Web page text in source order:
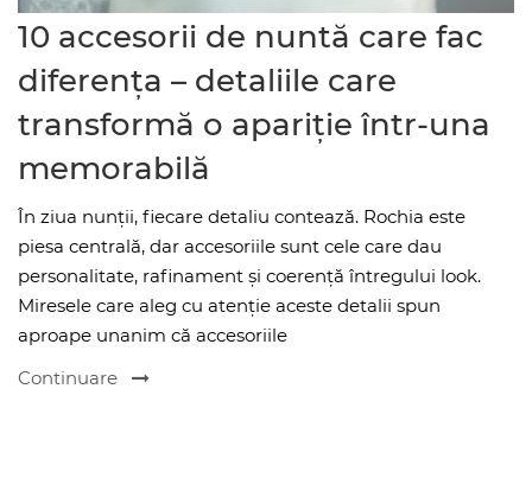
10 accesorii de nuntă care fac
diferența – detaliile care
transformă o apariție într-una
memorabilă
În ziua nunții, fiecare detaliu contează. Rochia este
piesa centrală, dar accesoriile sunt cele care dau
personalitate, rafinament și coerență întregului look.
Miresele care aleg cu atenție aceste detalii spun
aproape unanim că accesoriile
Continuare